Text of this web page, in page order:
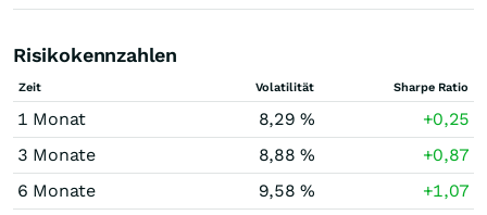
Risikokennzahlen
Zeit Volatilität Sharpe Ratio
1 Monat 8,29 %
+0,25
3 Monate
8,88 %
+0,87
6 Monate
9,58 %
+1,07